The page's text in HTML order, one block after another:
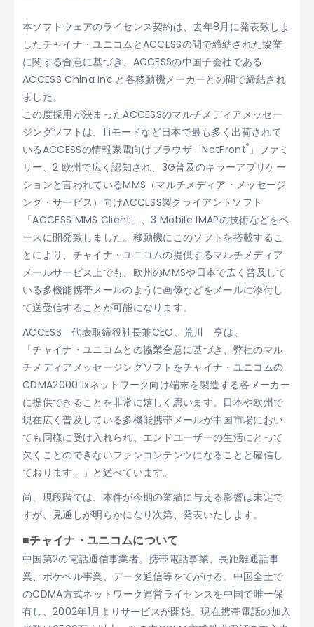
本ソフトウェアのライセンス契約は、去年8月に発表致しま
したチャイナ・ユニコムとACCESSの間で締結された協業
に関する合意に基づき、ACCESSの中国子会社である
ACCESS China Inc.と各移動機メーカーとの間で締結され
ました。
この度採用が決まったACCESSのマルチメディアメッセー
ジングソフトは、1 iモードなど日本で最も多く出荷されて
いるACCESSの情報家電向けブラウザ「NetFront®」ファミ
リー、2 欧州で広く認知され、3G普及のキラーアプリケー
ションと言われているMMS（マルチメディア・メッセージ
ング・サービス）向けACCESS製クライアントソフト
「ACCESS MMS Client」、3 Mobile IMAPの技術などをベ
ースに開発致しました。移動機にこのソフトを搭載するこ
とにより、チャイナ・ユニコムの提供するマルチメディア
メールサービス上でも、欧州のMMSや日本で広く普及して
いる多機能携帯メールのように画像などをメールに添付し
て送受信することが可能になります。
ACCESS 代表取締役社長兼CEO、荒川 亨は、
「チャイナ・ユニコムとの協業合意に基づき、弊社のマル
チメディアメッセージングソフトをチャイナ・ユニコムの
CDMA2000 1xネットワーク向け端末を製造する各メーカー
に提供できることを非常に嬉しく思います。日本や欧州で
現在広く普及している多機能携帯メールが中国市場におい
ても同様に受け入れられ、エンドユーザーの生活にとって
欠くことのできないファンコンテンツになることと確信し
ております。」と述べています。
尚、現段階では、本件が今期の業績に与える影響は未定で
すが、見通しが明らかになり次第、発表いたします。
■チャイナ・ユニコムについて
中国第2の電話通信事業者。携帯電話事業、長距離通話事
業、ポケベル事業、データ通信等をてがける。中国全土で
のCDMA方式ネットワーク運営ライセンスを中国で唯一保
有し、2002年1月よりサービスが開始。現在携帯電話の加入